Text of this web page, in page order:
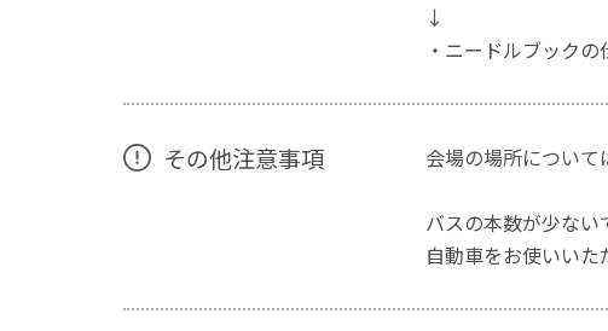
↓
・ニードルブックの
その他注意事項 会場の場所について
バスの本数が少ない
自動車をお使いいた